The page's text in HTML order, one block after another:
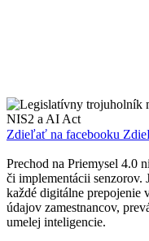
Zdieľať na facebooku
Prechod na Priemysel 4.0
či implementácii senzorov.
každé digitálne prepojenie
údajov zamestnancov,
umelej inteligencie.